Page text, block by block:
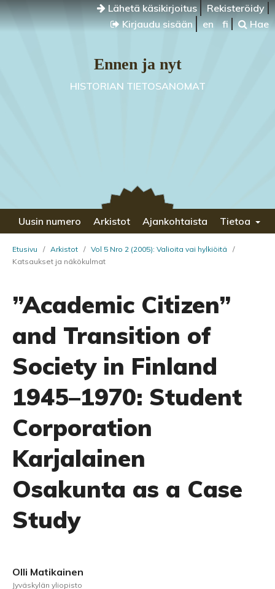
Lähetä käsikirjoitus
Rekisteröidy
Kirjaudu sisään
en fi Hae
Ennen ja nyt
HISTORIAN TIETOSANOMAT
Uusin numero Arkistot Ajankohtaista Tietoa
Etusivu / Arkistot / Vol 5 Nro 2 (2005): Valioita vai hylkiöitä
/
Katsaukset ja näkökulmat
”Academic Citizen”
and Transition of
Society in Finland
1945–1970: Student
Corporation
Karjalainen
Osakunta as a Case
Study
Olli Matikainen
Jyväskylän yliopisto